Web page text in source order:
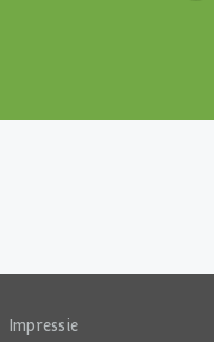
Impressie